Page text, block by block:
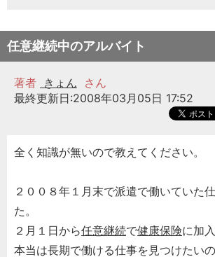
任意継続中のアルバイト
著者 きょん
さん
最終更新日:2008年03月05日 17:52
全く知識が無いので教えてください。
２００８年１月末で派遣で働いていた
た。
２月１日から任意継続で健康保険に加
本当は長期で働ける仕事を見つけたい